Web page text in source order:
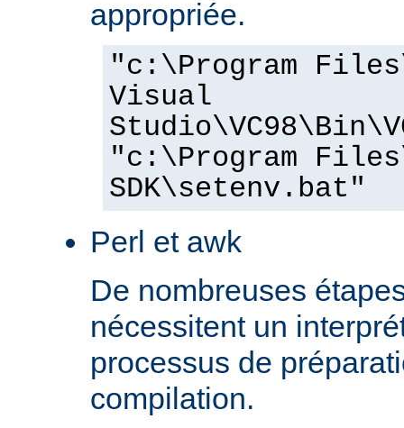
appropriée.
"c:\Program
Visual
"c:\Program
SDK\setenv.bat"
Perl et awk
De nombreuses
nécessitent un
processus de
compilation.